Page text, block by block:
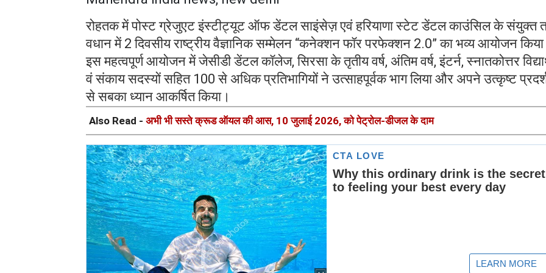
रोहतक में पोस्ट ग्रेजुएट इंस्टीट्यूट ऑफ डेंटल साइंसेज़ एवं हरियाणा स्टेट डेंटल काउंसिल के संयुक्त
वधान में 2 दिवसीय राष्ट्रीय वैज्ञानिक सम्मेलन “कनेक्शन फॉर परफेक्शन 2.0” का भव्य आयोजन किया
इस महत्वपूर्ण आयोजन में जेसीडी डेंटल कॉलेज, सिरसा के तृतीय वर्ष, अंतिम वर्ष, इंटर्न, स्नातकोत्तर
वं संकाय सदस्यों सहित 100 से अधिक प्रतिभागियों ने उत्साहपूर्वक भाग लिया और अपने उत्कृष्ट
से सबका ध्यान आकर्षित किया।
Also Read - अभी भी सस्ते क्रूड ऑयल की आस, 10 जुलाई 2026, को पेट्रोल-डीजल के दाम